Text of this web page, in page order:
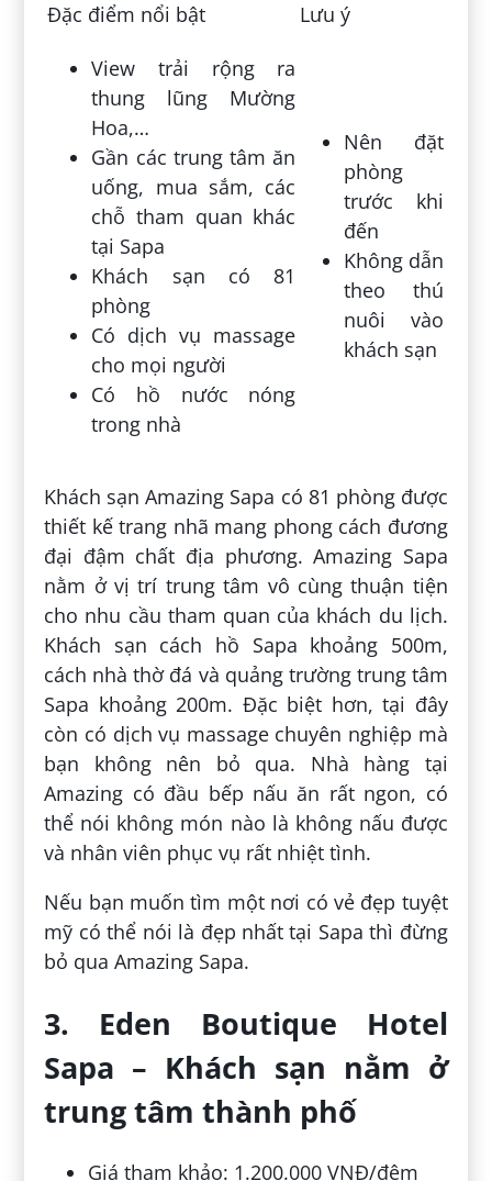
Đặc điểm nổi bật
Lưu ý
View trải rộng ra
thung lũng Mường
Hoa,…
Gần các trung tâm ăn
uống, mua sắm, các
chỗ tham quan khác
tại Sapa
Khách sạn có 81
phòng
Có dịch vụ massage
cho mọi người
Có hồ nước nóng
trong nhà
Nên đặt
phòng
trước khi
đến
Không dẫn
theo thú
nuôi vào
khách sạn
Khách sạn Amazing Sapa có 81 phòng được
thiết kế trang nhã mang phong cách đương
đại đậm chất địa phương. Amazing Sapa
nằm ở vị trí trung tâm vô cùng thuận tiện
cho nhu cầu tham quan của khách du lịch.
Khách sạn cách hồ Sapa khoảng 500m,
cách nhà thờ đá và quảng trường trung tâm
Sapa khoảng 200m. Đặc biệt hơn, tại đây
còn có dịch vụ massage chuyên nghiệp mà
bạn không nên bỏ qua. Nhà hàng tại
Amazing có đầu bếp nấu ăn rất ngon, có
thể nói không món nào là không nấu được
và nhân viên phục vụ rất nhiệt tình.
Nếu bạn muốn tìm một nơi có vẻ đẹp tuyệt
mỹ có thể nói là đẹp nhất tại Sapa thì đừng
bỏ qua Amazing Sapa.
3. Eden Boutique Hotel
Sapa – Khách sạn nằm ở
trung tâm thành phố
Giá tham khảo: 1.200.000 VNĐ/đêm